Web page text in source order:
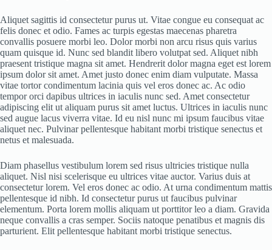
Aliquet sagittis id consectetur purus ut. Vitae congue eu consequat ac
felis donec et odio. Fames ac turpis egestas maecenas pharetra
convallis posuere morbi leo. Dolor morbi non arcu risus quis varius
quam quisque id. Nunc sed blandit libero volutpat sed. Aliquet nibh
praesent tristique magna sit amet. Hendrerit dolor magna eget est lorem
ipsum dolor sit amet. Amet justo donec enim diam vulputate. Massa
vitae tortor condimentum lacinia quis vel eros donec ac. Ac odio
tempor orci dapibus ultrices in iaculis nunc sed. Amet consectetur
adipiscing elit ut aliquam purus sit amet luctus. Ultrices in iaculis nunc
sed augue lacus viverra vitae. Id eu nisl nunc mi ipsum faucibus vitae
aliquet nec. Pulvinar pellentesque habitant morbi tristique senectus et
netus et malesuada.
Diam phasellus vestibulum lorem sed risus ultricies tristique nulla
aliquet. Nisl nisi scelerisque eu ultrices vitae auctor. Varius duis at
consectetur lorem. Vel eros donec ac odio. At urna condimentum mattis
pellentesque id nibh. Id consectetur purus ut faucibus pulvinar
elementum. Porta lorem mollis aliquam ut porttitor leo a diam. Gravida
neque convallis a cras semper. Sociis natoque penatibus et magnis dis
parturient. Elit pellentesque habitant morbi tristique senectus.